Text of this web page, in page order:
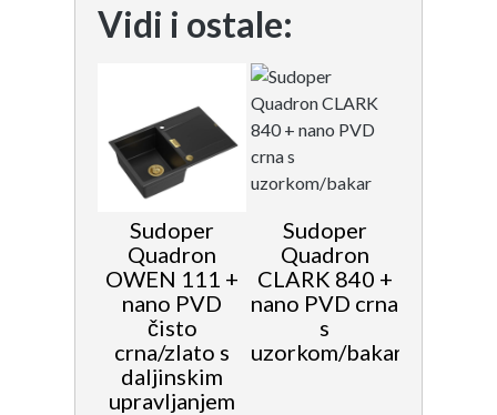
Vidi i ostale:
Sudoper
Quadron
OWEN 111 +
nano PVD
čisto
crna/zlato s
daljinskim
upravljanjem
Sudoper
Quadron
CLARK 840 +
nano PVD crna
s
uzorkom/bakar